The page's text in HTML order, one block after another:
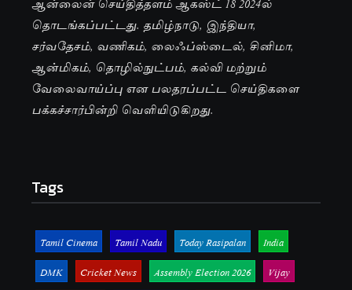
தொடங்கப்பட்டது. தமிழ்நாடு, இந்தியா,
சர்வதேசம், வணிகம், லைஃப்ஸ்டைல், சினிமா,
ஆன்மிகம், தொழில்நுட்பம், கல்வி மற்றும்
வேலைவாய்ப்பு என பலதரப்பட்ட செய்திகளை
பக்கச்சார்பின்றி வெளியிடுகிறது.
Tags
Tamil Cinema Tamil Nadu Today Rasipalan
India
DMK
Cricket News Assembly Election 2026
Vijay